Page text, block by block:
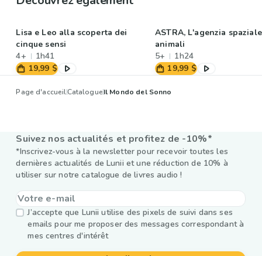
Lisa e Leo alla scoperta dei
cinque sensi
4+
1h41
19,99 $
ASTRA, L'agenzia
animali
5+
1h24
19,99 $
Page d'accueilCatalogueIl Mondo del Sonno
Suivez nos actualités et profitez de -10%*
*Inscrivez-vous à la newsletter pour recevoir toutes les
dernières actualités de Lunii et une réduction de 10% à
utiliser sur notre catalogue de livres audio !
J’accepte que Lunii utilise des pixels de suivi dans ses
emails pour me proposer des messages correspondant à
mes centres d'intérêt